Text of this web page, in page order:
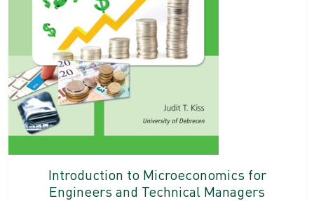
Introduction to Microeconomics for
Engineers and Technical Managers